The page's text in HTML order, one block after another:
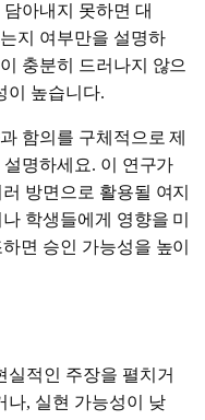
아내지 못하면 대
지 여부만을 설명하
충분히 드러나지 않으
이 높습니다.
함의를 구체적으로 제
명하세요. 이 연구가
방면으로 활용될 여지
학생들에게 영향을 미
면 승인 가능성을 높이
실적인 주장을 펼치거
나, 실현 가능성이 낮